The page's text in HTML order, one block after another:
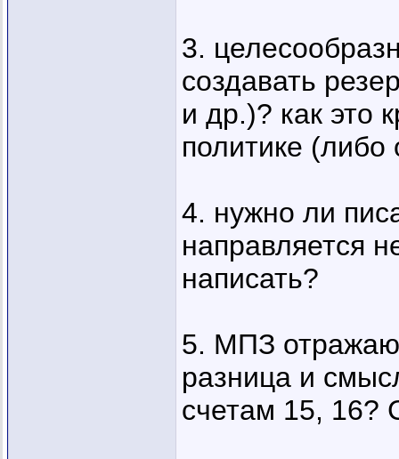
3.
создавать
и др.)? как это
политике
4. нужно ли
направляется
написать?
5. МПЗ
разница и
счетам 15, 16?